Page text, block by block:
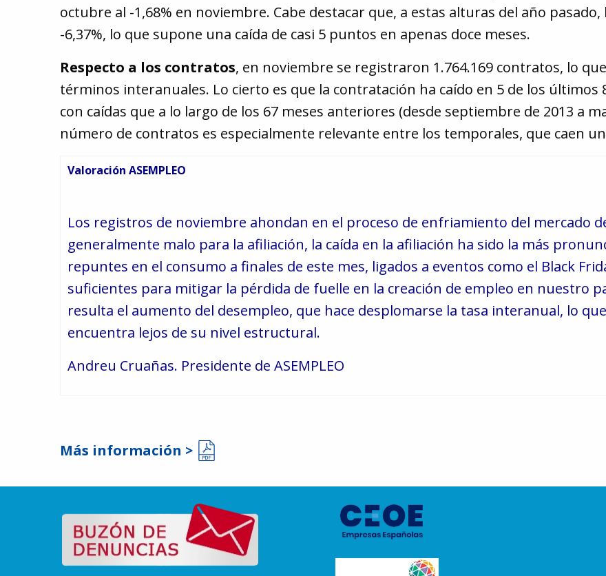
octubre al -1,68% en noviembre. Cabe destacar que, a estas alturas del año
-6,37%, lo que supone una caída de casi 5 puntos en apenas doce meses.
Respecto a los contratos, en noviembre se registraron 1.764.169 contratos, lo
términos interanuales. Lo cierto es que la contratación ha caído en 5 de los últimos
con caídas que a lo largo de los 67 meses anteriores (desde septiembre de 2013 a
número de contratos es especialmente relevante entre los temporales, que caen
Valoración ASEMPLEO
Los registros de noviembre ahondan en el proceso de enfriamiento del mercado
generalmente malo para la afiliación, la caída en la afiliación ha sido la más
repuntes en el consumo a finales de este mes, ligados a eventos como el Black
suficientes para mitigar la pérdida de fuelle en la creación de empleo en nuestro
resulta el aumento del desempleo, que hace desplomarse la tasa interanual, lo
encuentra lejos de su nivel estructural.
Andreu Cruañas. Presidente de ASEMPLEO
Más información >